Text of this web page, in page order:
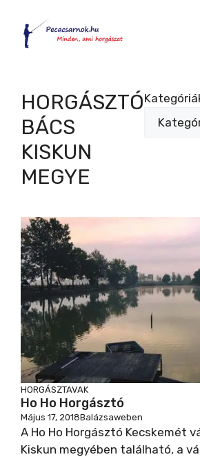
tartalomba
HORGÁSZTÓ
BÁCS
KISKUN
MEGYE
HORGÁSZTAVAK
Ho Ho Horgásztó
Május 17, 2018Balázsaweben
A Ho Ho Horgásztó Kecskemét
Kiskun megyében található, a